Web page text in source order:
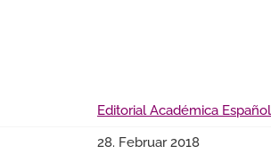
Editorial Académica
28. Februar 2018